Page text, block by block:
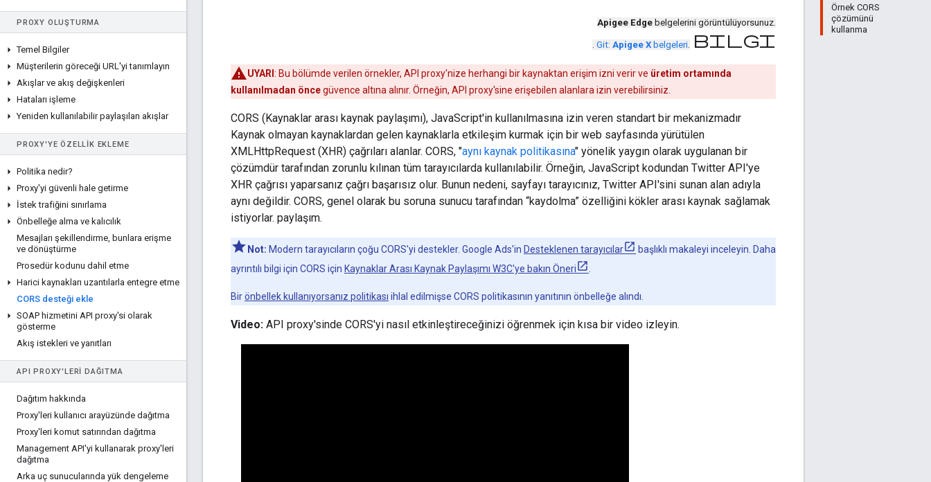
PROXY OLUŞTURMA
Temel Bilgiler
Müşterilerin göreceği URL'yi tanımlayın
Akışlar ve akış değişkenleri
Hataları işleme
Yeniden kullanılabilir paylaşılan akışlar
PROXY'YE ÖZELLIK EKLEME
Politika nedir?
Proxy'yi güvenli hale getirme
İstek trafiğini sınırlama
Önbelleğe alma ve kalıcılık
Mesajları şekillendirme, bunlara erişme
ve dönüştürme
Prosedür kodunu dahil etme
Harici kaynakları uzantılarla entegre etme
CORS desteği ekle
SOAP hizmetini API proxy'si olarak
gösterme
Akış istekleri ve yanıtları
API PROXY'LERI DAĞITMA
Dağıtım hakkında
Proxy'leri kullanıcı arayüzünde dağıtma
Proxy'leri komut satırından dağıtma
Management API'yi kullanarak proxy'leri
dağıtma
Arka uç sunucularında yük dengeleme
Örnek CORS
çözümünü
kullanma
Apigee Edge belgelerini görüntülüyorsunuz.
. Git: Apigee X belgeleri. bilgi
UYARI : Bu bölümde verilen örnekler, API proxy'nize herhangi bir kaynaktan erişim izni verir ve üretim ortamında
kullanılmadan öncegüvence altına alınır. Örneğin, API proxy'sine erişebilen alanlara izin verebilirsiniz.
CORS (Kaynaklar arası kaynak paylaşımı), JavaScript'in kullanılmasına izin veren standart bir mekanizmadır
Kaynak olmayan kaynaklardan gelen kaynaklarla etkileşim kurmak için bir web sayfasında yürütülen
XMLHttpRequest (XHR) çağrıları alanlar. CORS, "aynı kaynak politikasına" yönelik yaygın olarak uygulanan bir
çözümdür tarafından zorunlu kılınan tüm tarayıcılarda kullanılabilir. Örneğin, JavaScript kodundan Twitter API'ye
XHR çağrısı yaparsanız çağrı başarısız olur. Bunun nedeni, sayfayı tarayıcınız, Twitter API'sini sunan alan adıyla
aynı değildir. CORS, genel olarak bu soruna sunucu tarafından “kaydolma” özelliğini kökler arası kaynak sağlamak
istiyorlar. paylaşım.
Not: Modern tarayıcıların çoğu CORS'yi destekler. Google Ads'in Desteklenen tarayıcılar
başlıklı makaleyi inceleyin. Daha
ayrıntılı bilgi için CORS için Kaynaklar Arası Kaynak Paylaşımı W3C'ye bakın Öneri
Birönbellek kullanıyorsanız politikası ihlal edilmişse CORS politikasının yanıtının önbelleğe alındı.
Video: API proxy'sinde CORS'yi nasıl etkinleştireceğinizi öğrenmek için kısa bir video izleyin.